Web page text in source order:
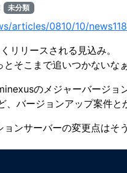
未分類
articles/0810/10/
リリースされる見込み。
とそこまで追いつかないな
のメジャーバージョ
、バージョンアップ案件
ンサーバーの変更点はそ